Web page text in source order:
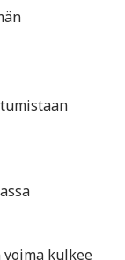
kulkee